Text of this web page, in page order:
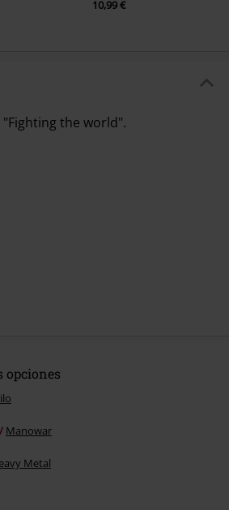
10,99 €
the world".
opciones
Manowar
Metal